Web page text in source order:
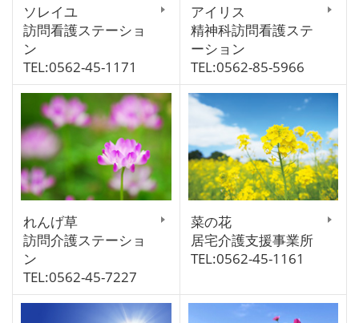
ソレイユ
訪問看護ステーショ
ン
TEL:0562-45-1171
アイリス
精神科訪問看護ステ
ーション
TEL:0562-85-5966
れんげ草
訪問介護ステーショ
ン
TEL:0562-45-7227
菜の花
居宅介護支援事業所
TEL:0562-45-1161